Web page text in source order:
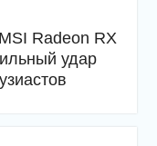
Radeon RX
удар